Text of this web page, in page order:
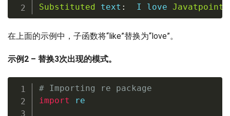
Substituted text :
  I love
Javatpoint
在上面的示例中，子函数将“like”替换为“love”。
示例2 – 替换3次出现的模式。
# Importing re package
import re